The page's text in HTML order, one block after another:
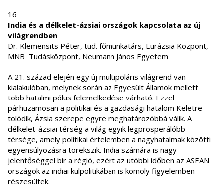
16
India és a délkelet-ázsiai országok kapcsolata az új
világrendben
Dr. Klemensits Péter, tud. főmunkatárs, Eurázsia Központ,
MNB Tudásközpont, Neumann János Egyetem
A 21. század elején egy új multipoláris világrend van
kialakulóban, melynek során az Egyesült Államok mellett
több hatalmi pólus felemelkedése várható. Ezzel
párhuzamosan a politikai és a gazdasági hatalom Keletre
tolódik, Ázsia szerepe egyre meghatározóbbá válik. A
délkelet-ázsiai térség a világ egyik legprosperálóbb
térsége, amely politikai értelemben a nagyhatalmak közötti
egyensúlyozásra törekszik. India számára is nagy
jelentőséggel bír a régió, ezért az utóbbi időben az ASEAN
országok az indiai külpolitikában is komoly figyelemben
részesültek.